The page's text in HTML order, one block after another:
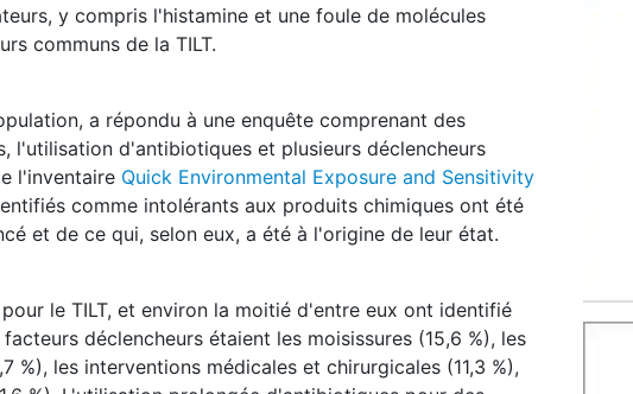
y compris l'histamine et une foule de molécules
communs de la TILT.
a répondu à une enquête comprenant des
l'utilisation d'antibiotiques et plusieurs déclencheurs
l'inventaire Quick Environmental Exposure and Sensitivity
comme intolérants aux produits chimiques ont été
et de ce qui, selon eux, a été à l'origine de leur état.
le TILT, et environ la moitié d'entre eux ont identifié
déclencheurs étaient les moisissures (15,6 %), les
les interventions médicales et chirurgicales (11,3 %),